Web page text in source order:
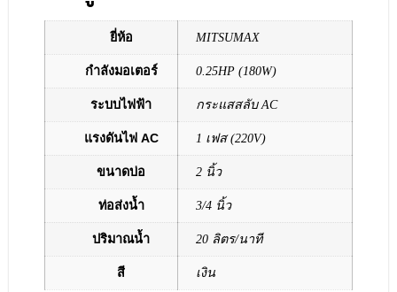
ยี่ห้อ MITSUMAX
กำลังมอเตอร์ 0.25HP (180W)
ระบบไฟฟ้า กระแสสลับ AC
แรงดันไฟ AC 1 เฟส (220V)
ขนาดบ่อ 2 นิ้ว
ท่อส่งน้ำ 3/4 นิ้ว
ปริมาณน้ำ 20 ลิตร/นาที
สี เงิน